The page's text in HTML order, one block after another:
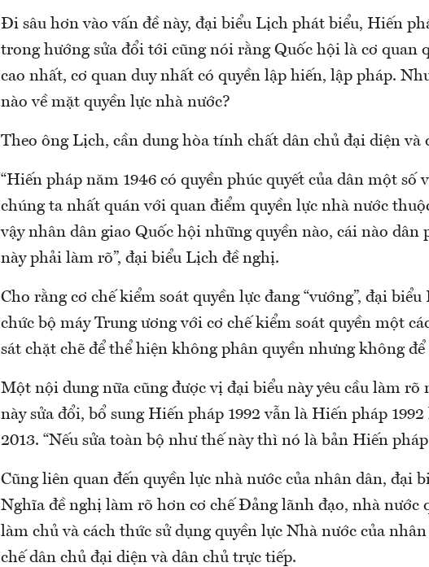
Đi sâu hơn vào vấn đề này, đại biểu Lịch phát biểu, Hiến
trong hướng sửa đổi tới cũng nói rằng Quốc hội là cơ quan
cao nhất, cơ quan duy nhất có quyền lập hiến, lập pháp.
nào về mặt quyền lực nhà nước?
Theo ông Lịch, cần dung hòa tính chất dân chủ đại diện và
“Hiến pháp năm 1946 có quyền phúc quyết của dân một số
chúng ta nhất quán với quan điểm quyền lực nhà nước
vậy nhân dân giao Quốc hội những quyền nào, cái nào dân
này phải làm rõ”, đại biểu Lịch đề nghị.
Cho rằng cơ chế kiểm soát quyền lực đang “vướng”, đại
chức bộ máy Trung ương với cơ chế kiểm soát quyền một
sát chặt chẽ để thể hiện không phân quyền nhưng không để
Một nội dung nữa cũng được vị đại biểu này yêu cầu làm rõ
này sửa đổi, bổ sung Hiến pháp 1992 vẫn là Hiến pháp
2013. “Nếu sửa toàn bộ như thế này thì nó là bản Hiến
Cũng liên quan đến quyền lực nhà nước của nhân dân, đại
Nghĩa đề nghị làm rõ hơn cơ chế Đảng lãnh đạo, nhà nước
làm chủ và cách thức sử dụng quyền lực Nhà nước của
chế dân chủ đại diện và dân chủ trực tiếp.